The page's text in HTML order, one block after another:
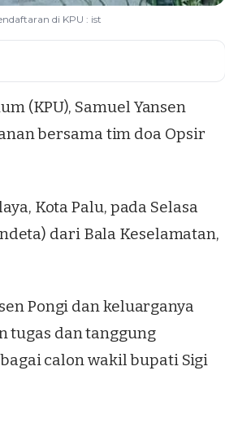
di KPU : ist
(KPU), Samuel Yansen
bersama tim doa Opsir
Kota Palu, pada Selasa
dari Bala Keselamatan,
Pongi dan keluarganya
tugas dan tanggung
calon wakil bupati Sigi